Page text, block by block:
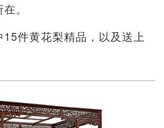
。
件黄花梨精品，以及送上